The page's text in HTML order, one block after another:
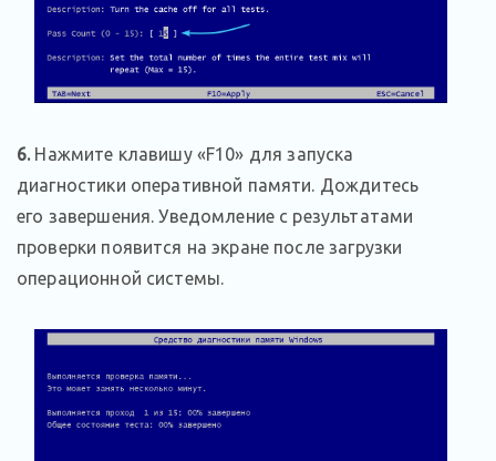
6.Нажмите клавишу «F10» для запуска
диагностики оперативной памяти. Дождитесь
его завершения. Уведомление с результатами
проверки появится на экране после загрузки
операционной системы.